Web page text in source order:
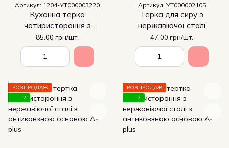
Артикул: 1204-УТ000003220
Кухонна терка
чотиристороння з
нержавіючої сталі
85.00 грн/шт.
Артикул: УТ000002105
Терка для сиру з
нержавіючої сталі
47.00 грн/шт.
РОЗПРОДАЖ
2
РОЗПРОДАЖ
2